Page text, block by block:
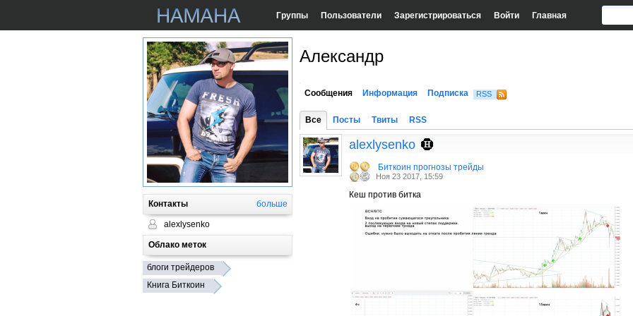
Группы Пользователи Зарегистрироваться Войти Главная
Контакты больше
alexlysenko
Облако меток
блоги трейдеров
Книга Биткоин
Александр
Сообщения Информация Подписка RSS
Все Посты Твиты RSS
alexlysenko
Биткоин прогнозы трейды
Ноя 23 2017, 15:59
Кеш против битка